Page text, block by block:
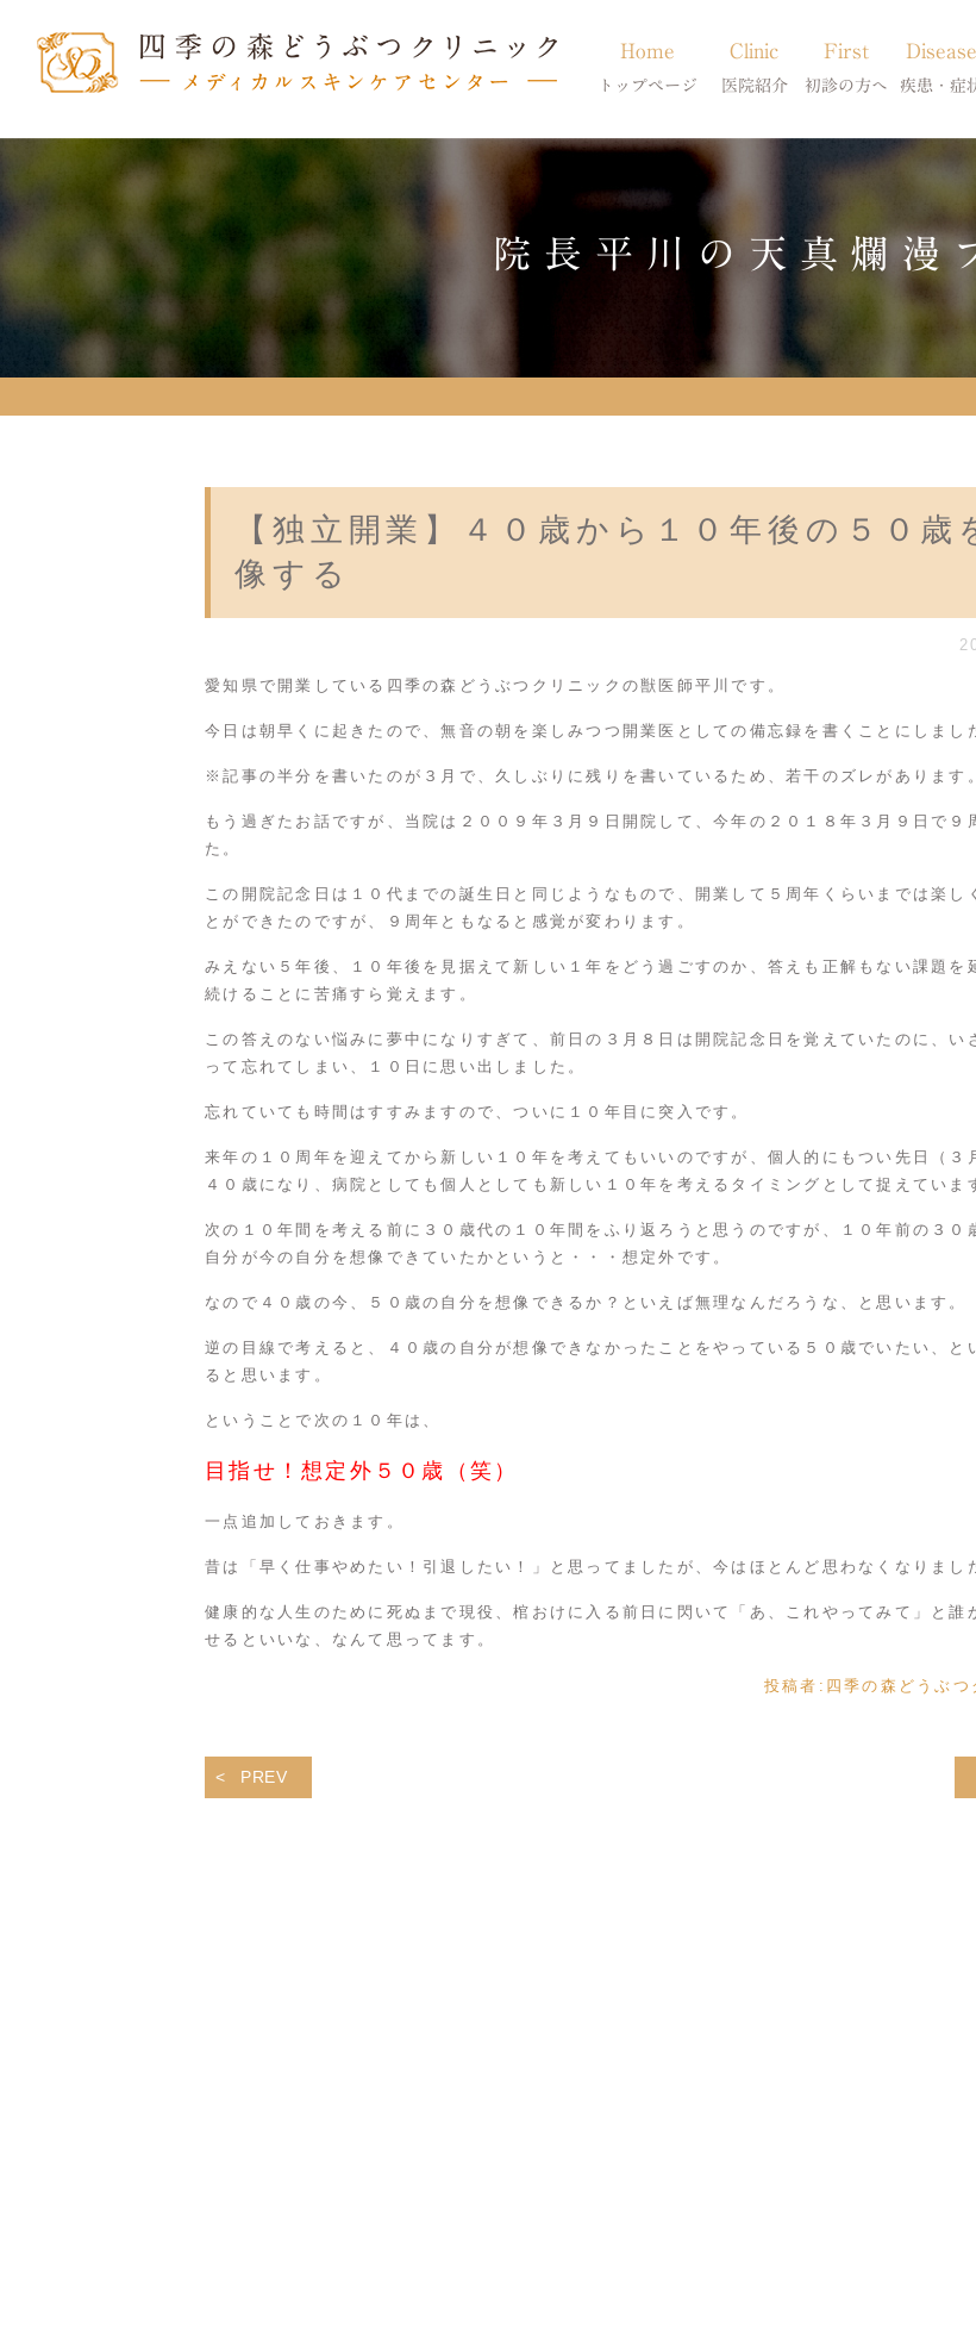
Home
トップページ
Clinic
医院紹介
当院のご紹介
獣医師紹介
First
初診の方へ
初診の方へ
Disease
疾患・症
アトピー・アレル
膿皮症・脂漏症
脱毛症・アロペシ
アポキルが効か
体
院長平川の天真爛漫
【独立開業】４０歳から１０年後の５０歳
像する
愛知県で開業している四季の森どうぶつクリニックの獣医師平川です。
今日は朝早くに起きたので、無音の朝を楽しみつつ開業医としての備忘録を書くことにしまし
※記事の半分を書いたのが３月で、久しぶりに残りを書いているため、若干のズレがあります。
もう過ぎたお話ですが、当院は２００９年３月９日開院して、今年の２０１８年３月９日で９
た。
この開院記念日は１０代までの誕生日と同じようなもので、開業して５周年くらいまでは楽し
とができたのですが、９周年ともなると感覚が変わります。
みえない５年後、１０年後を見据えて新しい１年をどう過ごすのか、答えも正解もない課題を
続けることに苦痛すら覚えます。
この答えのない悩みに夢中になりすぎて、前日の３月８日は開院記念日を覚えていたのに、い
って忘れてしまい、１０日に思い出しました。
忘れていても時間はすすみますので、ついに１０年目に突入です。
来年の１０周年を迎えてから新しい１０年を考えてもいいのですが、個人的にもつい先日（３
４０歳になり、病院としても個人としても新しい１０年を考えるタイミングとして捉えていま
次の１０年間を考える前に３０歳代の１０年間をふり返ろうと思うのですが、１０年前の３０
自分が今の自分を想像できていたかというと・・・想定外です。
なので４０歳の今、５０歳の自分を想像できるか？といえば無理なんだろうな、と思います。
逆の目線で考えると、４０歳の自分が想像できなかったことをやっている５０歳でいたい、と
ると思います。
ということで次の１０年は、
目指せ！想定外５０歳（笑）
一点追加しておきます。
昔は「早く仕事やめたい！引退したい！」と思ってましたが、今はほとんど思わなくなりまし
健康的な人生のために死ぬまで現役、棺おけに入る前日に閃いて「あ、これやってみて」と誰
せるといいな、なんて思ってます。
投稿者: 四季の森どうぶつ
PREV